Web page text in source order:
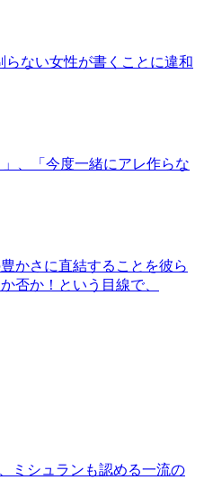
ない女性が書くことに違和
、「今度一緒にアレ作らな
かさに直結することを彼ら
否か！という目線で、
ミシュランも認める一流の